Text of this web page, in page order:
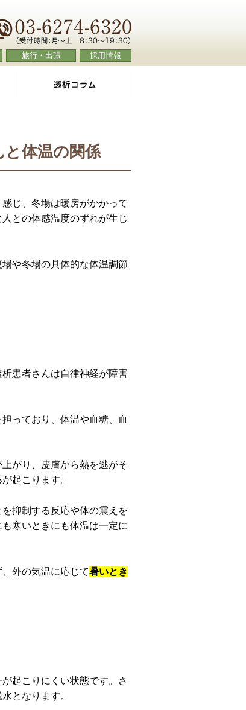
旅行・出張 採用情報
よくあるご質問
体温の関係
じ、冬場は暖房がかかって
との体感温度のずれが生じ
や冬場の具体的な体温調節
患者さんは自律神経が障害
っており、体温や血糖、血
がり、皮膚から熱を逃がそ
起こります。
抑制する反応や体の震えを
寒いときにも体温は一定に
外の気温に応じて暑いとき
起こりにくい状態です。さ
となります。